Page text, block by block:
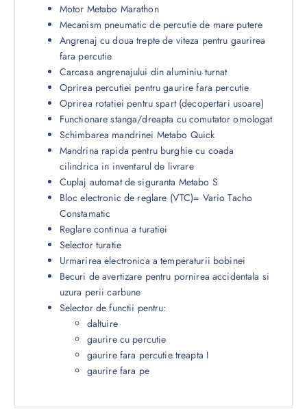
Motor Metabo Marathon
Mecanism pneumatic de percutie de mare putere
Angrenaj cu doua trepte de viteza pentru gaurirea
fara percutie
Carcasa angrenajului din aluminiu turnat
Oprirea percutiei pentru gaurire fara percutie
Oprirea rotatiei pentru spart (decopertari usoare)
Functionare stanga/dreapta cu comutator omologat
Schimbarea mandrinei Metabo Quick
Mandrina rapida pentru burghie cu coada
cilindrica in inventarul de livrare
Cuplaj automat de siguranta Metabo S
Bloc electronic de reglare (VTC)= Vario Tacho
Constamatic
Reglare continua a turatiei
Selector turatie
Urmarirea electronica a temperaturii bobinei
Becuri de avertizare pentru pornirea accidentala si
uzura perii carbune
Selector de functii pentru:
daltuire
gaurire cu percutie
gaurire fara percutie treapta I
gaurire fara pe